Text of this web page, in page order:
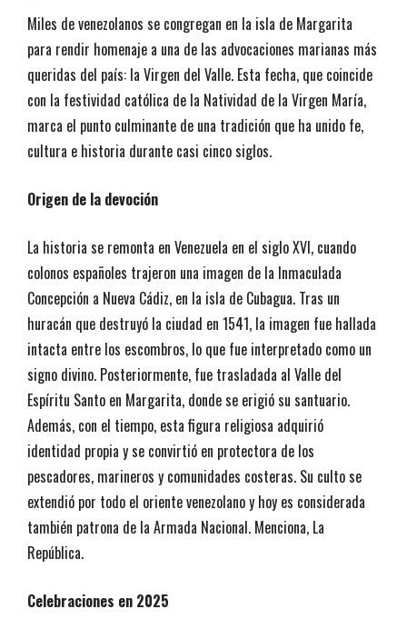
Miles de venezolanos se congregan en la isla de Margarita
para rendir homenaje a una de las advocaciones marianas más
queridas del país: la Virgen del Valle. Esta fecha, que coincide
con la festividad católica de la Natividad de la Virgen María,
marca el punto culminante de una tradición que ha unido fe,
cultura e historia durante casi cinco siglos.
Origen de la devoción
La historia se remonta en Venezuela en el siglo XVI, cuando
colonos españoles trajeron una imagen de la Inmaculada
Concepción a Nueva Cádiz, en la isla de Cubagua. Tras un
huracán que destruyó la ciudad en 1541, la imagen fue hallada
intacta entre los escombros, lo que fue interpretado como un
signo divino. Posteriormente, fue trasladada al Valle del
Espíritu Santo en Margarita, donde se erigió su santuario.
Además, con el tiempo, esta figura religiosa adquirió
identidad propia y se convirtió en protectora de los
pescadores, marineros y comunidades costeras. Su culto se
extendió por todo el oriente venezolano y hoy es considerada
también patrona de la Armada Nacional. Menciona, La
República.
Celebraciones en 2025